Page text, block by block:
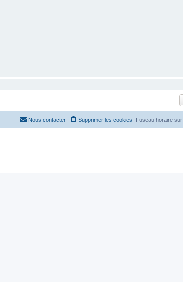
Fuseau horaire sur
Supprimer les cookies
Nous contacter